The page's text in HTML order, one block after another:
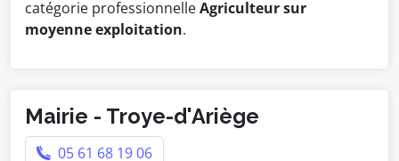
catégorie professionnelleAgriculteur sur
moyenne exploitation.
Mairie - Troye-d'Ariège
05 61 68 19 06